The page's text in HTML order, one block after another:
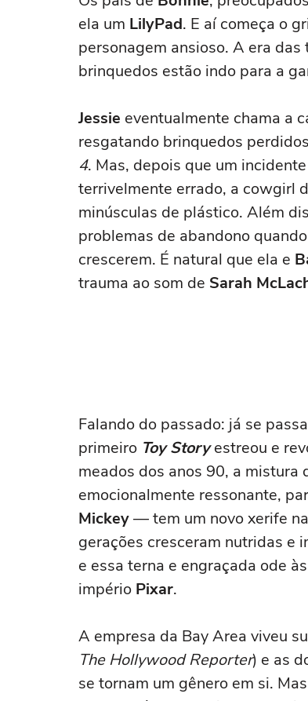
ela um LilyPad. E aí começa o
personagem ansioso. A era
brinquedos estão indo para a
Jessie eventualmente chama a
resgatando brinquedos
4. Mas, depois que um
terrivelmente errado, a cowgirl
minúsculas de plástico. Além
problemas de abandono
crescerem. É natural que ela e
trauma ao som de Sarah
Falando do passado: já se
primeiro Toy Storyestreou e
meados dos anos 90, a
emocionalmente ressonante,
Mickey— tem um novo xerife
gerações cresceram nutridas e
e essa terna e engraçada ode
império Pixar.
A empresa da Bay Area viveu
The Hollywood Reporter) e as
se tornam um gênero em si.